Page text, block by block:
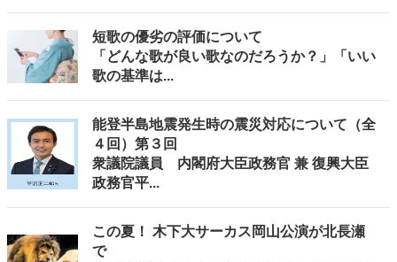
短歌の優劣の評価について
「どんな歌が良い歌なのだろうか？」「いい
歌の基準は...
能登半島地震発生時の震災対応について（全
４回）第３回
衆議院議員 内閣府大臣政務官 兼 復興大臣
政務官平...
この夏！ 木下大サーカス岡山公演が北長瀬
で